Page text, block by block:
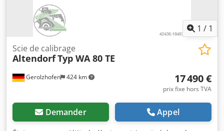
1 / 1
Gerolzhofen 424 km
Scie de calibrage
AltendorfTyp WA 80 TE
17 490 €
prix fixe hors TVA
Demander Appel